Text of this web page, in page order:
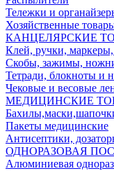
Тележки и
Хозяйственные
КАНЦЕЛЯРСКИЕ
Клей, ручки,
Скобы, зажимы,
Тетради, блокноты и
Чековые и весовые
МЕДИЦИНСКИЕ
Пакеты медицинские
Антисептики,
ОДНОРАЗОВАЯ
Алюминиевая